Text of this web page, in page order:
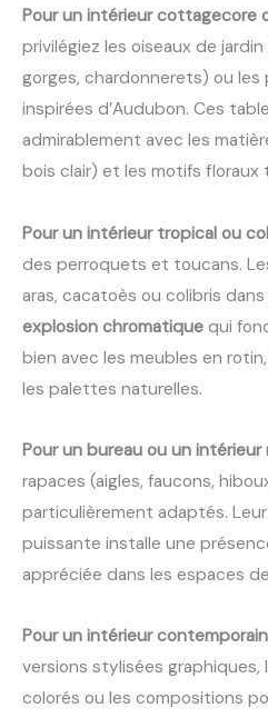
Pour un intérieur cottagecore
privilégiez les oiseaux de
gorges, chardonnerets) ou
inspirées d’Audubon. Ces
admirablement avec les
bois clair) et les motifs
Pour un intérieur tropical ou
des perroquets et toucans.
aras, cacatoès ou colibris
explosion chromatique qui
bien avec les meubles en
les palettes naturelles.
Pour un bureau ou un
rapaces (aigles, faucons,
particulièrement adaptés.
puissante installe une
appréciée dans les espaces
Pour un intérieur
versions stylisées
colorés ou les compositions